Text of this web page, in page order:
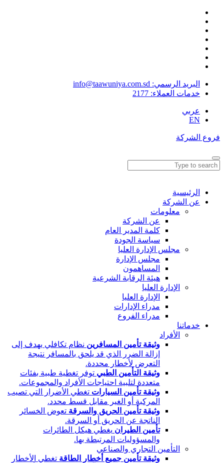
البريد الرسمي: info@taawuniya.com.sd
خدمات العملاء:
عربي
EN
فروع الشركة
الرئيسية
عن الشركة
معلومات
عن الشركة
كلمة المدير العام
سياسة الجودة
مجلس الإدارة العليا
مجلس الإدارة
المساهمون
هيئة الرقابة الشرعية
الإدارة العليا
الإدارة العليا
مدراء الإدارات
مدراء الفروع
خدماتنا
الأفراد
وثيقة تأمين المسافرين نظام تكافلي يهدف إلى
إزالة الضرر الذي قد يلحق بالمسافر نتيجة
التعرض لأخطار محددة.
وثيقة التأمين الطبي توفر تغطية طبية بفئات
متعددة لتلبية احتياجات الأفراد والمجموعات.
وثيقة تأمين السيارات تغطي الأضرار التي تصيب
المركبة أو الغير مقابل قسط محدد.
وثيقة تأمين الحريق والسرقة تعوض الخسائر
الناتجة عن الحريق أو السرقة.
تأمين الطيران يغطي هيكل الطائرات
والمسؤوليات المرتبطة بها.
التأمين التجاري والصناعي
وثيقة تأمين جميع أخطار الطاقة تغطي الأخطار